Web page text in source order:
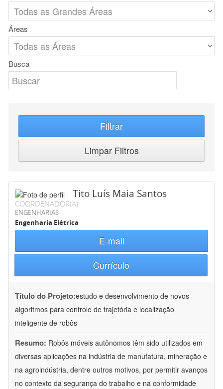
Áreas
Busca
Filtrar
Limpar Filtros
Tito Luís Maia Santos
COORDENADOR(A)
ENGENHARIAS
Engenharia Elétrica
E-mail
Currículo
Título do Projeto:estudo e desenvolvimento de novos
algoritmos para controle de trajetória e localização
inteligente de robôs
Resumo: Robôs móveis autônomos têm sido utilizados em
diversas aplicações na indústria de manufatura, mineração e
na agroindústria, dentre outros motivos, por permitir avanços
no contexto da segurança do trabalho e na conformidade